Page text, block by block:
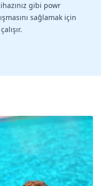
gibi powr
sağlamak için